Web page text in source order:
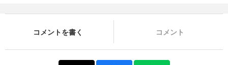
コメントを書く コメント